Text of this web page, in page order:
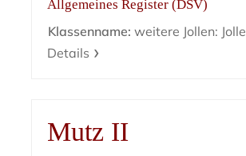
Allgemeines Register (DSV)
Klassenname: weitere Jollen: Jolle
Details
Mutz II